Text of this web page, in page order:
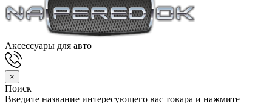
Аксессуары для авто
×
Поиск
Введите название интересующего вас товара и нажмите